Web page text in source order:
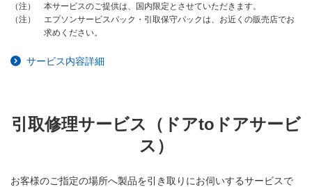
（注）
本サービスのご提供は、国内限定とさせていただきます。
（注）
エプソンサービスパック・引取保守パックは、お近くの販売店でお
求めください。
サービス内容詳細
引取修理サービス（ドアtoドアサービ
ス）
お客様のご指定の場所へ製品を引き取りにお伺いするサービスで